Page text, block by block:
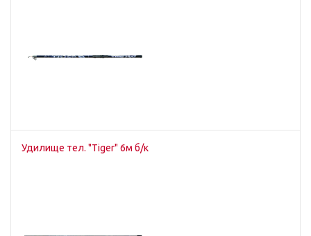
Удилище тел. "Tiger" 6м б/к